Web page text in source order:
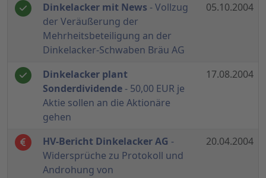
Dinkelacker mit News - Vollzug
der Veräußerung der
Mehrheitsbeteiligung an der
Dinkelacker-Schwaben Bräu AG
05.10.2004
Dinkelacker plant
Sonderdividende- 50,00 EUR je
Aktie sollen an die Aktionäre
gehen
17.08.2004
HV-Bericht Dinkelacker AG -
Widersprüche zu Protokoll und
Androhung von
20.04.2004